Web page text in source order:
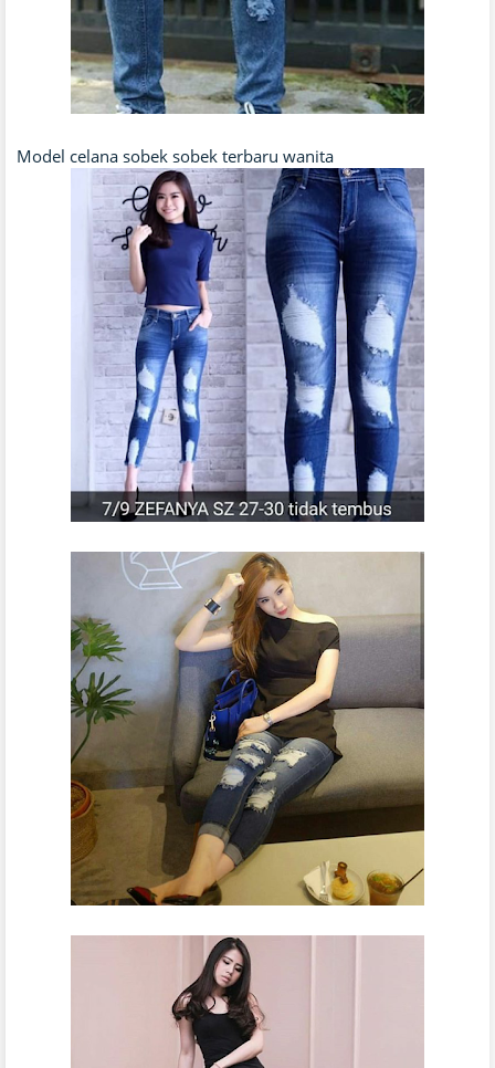
Model celana sobek sobek terbaru wanita